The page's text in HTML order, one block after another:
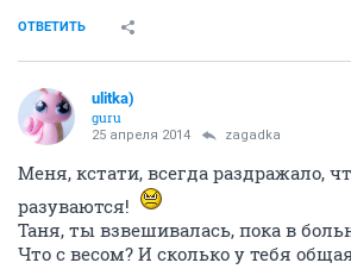
ОТВЕТИТЬ
ulitka)
guru
25 апреля 2014 zagadka
Меня, кстати, всегда раздражало,
разуваются!
Таня, ты взвешивалась, пока в
Что с весом? И сколько у тебя